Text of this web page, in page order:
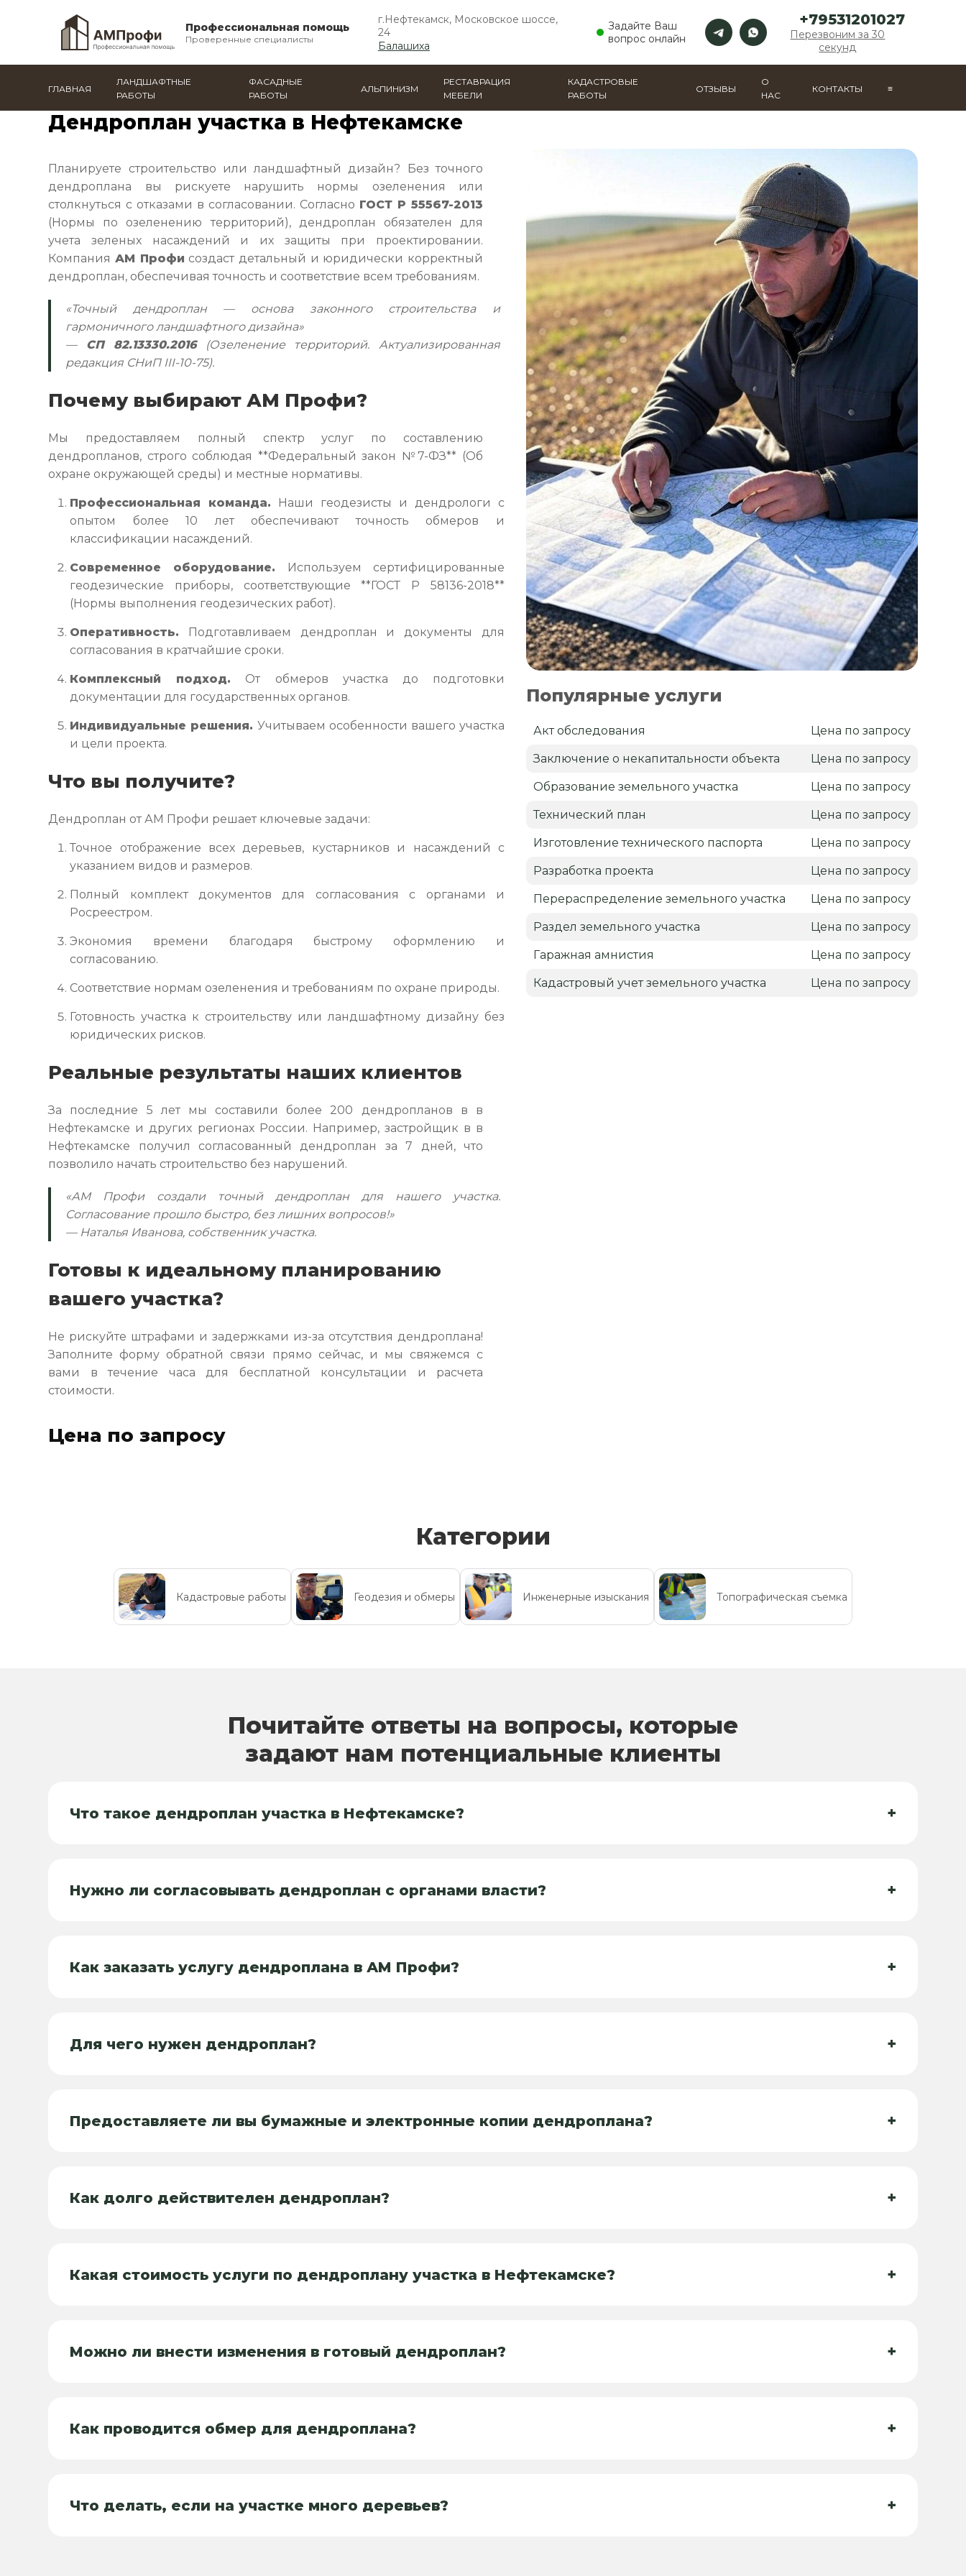
Профессиональная помощь
Проверенные специалисты
г.Нефтекамск, Московское шоссе,
24
Балашиха
Задайте Ваш
вопрос онлайн
+79531201027
Перезвоним за 30
секунд
ГЛАВНАЯ
ЛАНДШАФТНЫЕ
РАБОТЫ
ФАСАДНЫЕ
РАБОТЫ
АЛЬПИНИЗМ
РЕСТАВРАЦИЯ
МЕБЕЛИ
КАДАСТРОВЫЕ
РАБОТЫ
ОТЗЫВЫ
О
НАС
КОНТАКТЫ ≡
Дендроплан участка в Нефтекамске
Планируете строительство или ландшафтный дизайн? Без точного
дендроплана вы рискуете нарушить нормы озеленения или
столкнуться с отказами в согласовании. Согласно ГОСТ Р 55567-2013
(Нормы по озеленению территорий), дендроплан обязателен для
учета зеленых насаждений и их защиты при проектировании.
Компания АМ Профи создаст детальный и юридически корректный
дендроплан, обеспечивая точность и соответствие всем требованиям.
«Точный дендроплан — основа законного строительства и
гармоничного ландшафтного дизайна»
— СП 82.13330.2016(Озеленение территорий. Актуализированная
редакция СНиП III-10-75).
Почему выбирают АМ Профи?
Мы предоставляем полный спектр услуг по составлению
дендропланов, строго соблюдая **Федеральный закон №7-ФЗ** (Об
охране окружающей среды) и местные нормативы.
Профессиональная команда. Наши геодезисты и дендрологи с
опытом более 10 лет обеспечивают точность обмеров и
классификации насаждений.
Современное оборудование. Используем сертифицированные
геодезические приборы, соответствующие **ГОСТ Р 58136-2018**
(Нормы выполнения геодезических работ).
Оперативность. Подготавливаем дендроплан и документы для
согласования в кратчайшие сроки.
Комплексный подход. От обмеров участка до подготовки
документации для государственных органов.
Индивидуальные решения. Учитываем особенности вашего участка
и цели проекта.
Что вы получите?
Дендроплан от АМ Профи решает ключевые задачи:
Точное отображение всех деревьев, кустарников и насаждений с
указанием видов и размеров.
Полный комплект документов для согласования с органами и
Росреестром.
Экономия времени благодаря быстрому оформлению и
согласованию.
Соответствие нормам озеленения и требованиям по охране природы.
Готовность участка к строительству или ландшафтному дизайну без
юридических рисков.
Реальные результаты наших клиентов
За последние 5 лет мы составили более 200 дендропланов в в
Нефтекамске и других регионах России. Например, застройщик в в
Нефтекамске получил согласованный дендроплан за 7 дней, что
позволило начать строительство без нарушений.
«АМ Профи создали точный дендроплан для нашего участка.
Согласование прошло быстро, без лишних вопросов!»
— Наталья Иванова, собственник участка.
Готовы к идеальному планированию
вашего участка?
Не рискуйте штрафами и задержками из-за отсутствия дендроплана!
Заполните форму обратной связи прямо сейчас, и мы свяжемся с
вами в течение часа для бесплатной консультации и расчета
стоимости.
Цена по запросу
Популярные услуги
Акт обследования Цена по запросу
Заключение о некапитальности объекта Цена по запросу
Образование земельного участка Цена по запросу
Технический план Цена по запросу
Изготовление технического паспорта Цена по запросу
Разработка проекта Цена по запросу
Перераспределение земельного участка Цена по запросу
Раздел земельного участка Цена по запросу
Гаражная амнистия Цена по запросу
Кадастровый учет земельного участка Цена по запросу
Категории
Кадастровые работы Геодезия и обмеры Инженерные изыскания Топографическая съемка
Почитайте ответы на вопросы, которые
задают нам потенциальные клиенты
Что такое дендроплан участка в Нефтекамске? +
Нужно ли согласовывать дендроплан с органами власти? +
Как заказать услугу дендроплана в АМ Профи? +
Для чего нужен дендроплан? +
Предоставляете ли вы бумажные и электронные копии дендроплана? +
Как долго действителен дендроплан? +
Какая стоимость услуги по дендроплану участка в Нефтекамске? +
Можно ли внести изменения в готовый дендроплан? +
Как проводится обмер для дендроплана? +
Что делать, если на участке много деревьев? +